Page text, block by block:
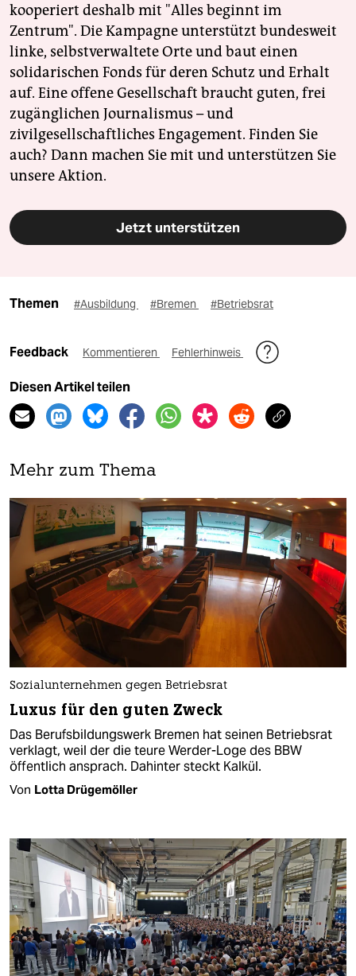
kooperiert deshalb mit "Alles beginnt im
Zentrum". Die Kampagne unterstützt bundesweit
linke, selbstverwaltete Orte und baut einen
solidarischen Fonds für deren Schutz und Erhalt
auf. Eine offene Gesellschaft braucht guten, frei
zugänglichen Journalismus – und
zivilgesellschaftliches Engagement. Finden Sie
auch? Dann machen Sie mit und unterstützen Sie
unsere Aktion.
Jetzt unterstützen
Themen #Ausbildung #Bremen #Betriebsrat
Feedback Kommentieren Fehlerhinweis
Diesen Artikel teilen
Mehr zum Thema
Sozialunternehmen gegen Betriebsrat
Luxus für den guten Zweck
Das Berufsbildungswerk Bremen hat seinen Betriebsrat
verklagt, weil der die teure Werder-Loge des BBW
öffentlich ansprach. Dahinter steckt Kalkül.
Von Lotta Drügemöller